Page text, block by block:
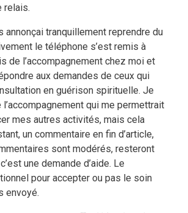
relais.
annonçai tranquillement reprendre du
le téléphone s’est remis à
de l’accompagnement chez moi et
aux demandes de ceux qui
en guérison spirituelle. Je
l’accompagnement qui me permettrait
mes autres activités, mais cela
un commentaire en fin d’article,
sont modérés, resteront
une demande d’aide. Le
pour accepter ou pas le soin
envoyé.